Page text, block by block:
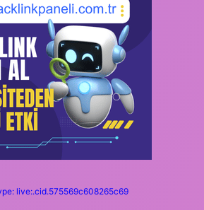
live:.cid.575569c608265c69